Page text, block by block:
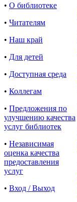
• О библиотеке
• Читателям
• Наш край
• Для детей
• Доступная среда
• Коллегам
• Предложения по
улучшению качества
услуг библиотек
• Независимая
оценка качества
предоставления
услуг
• Вход / Выход